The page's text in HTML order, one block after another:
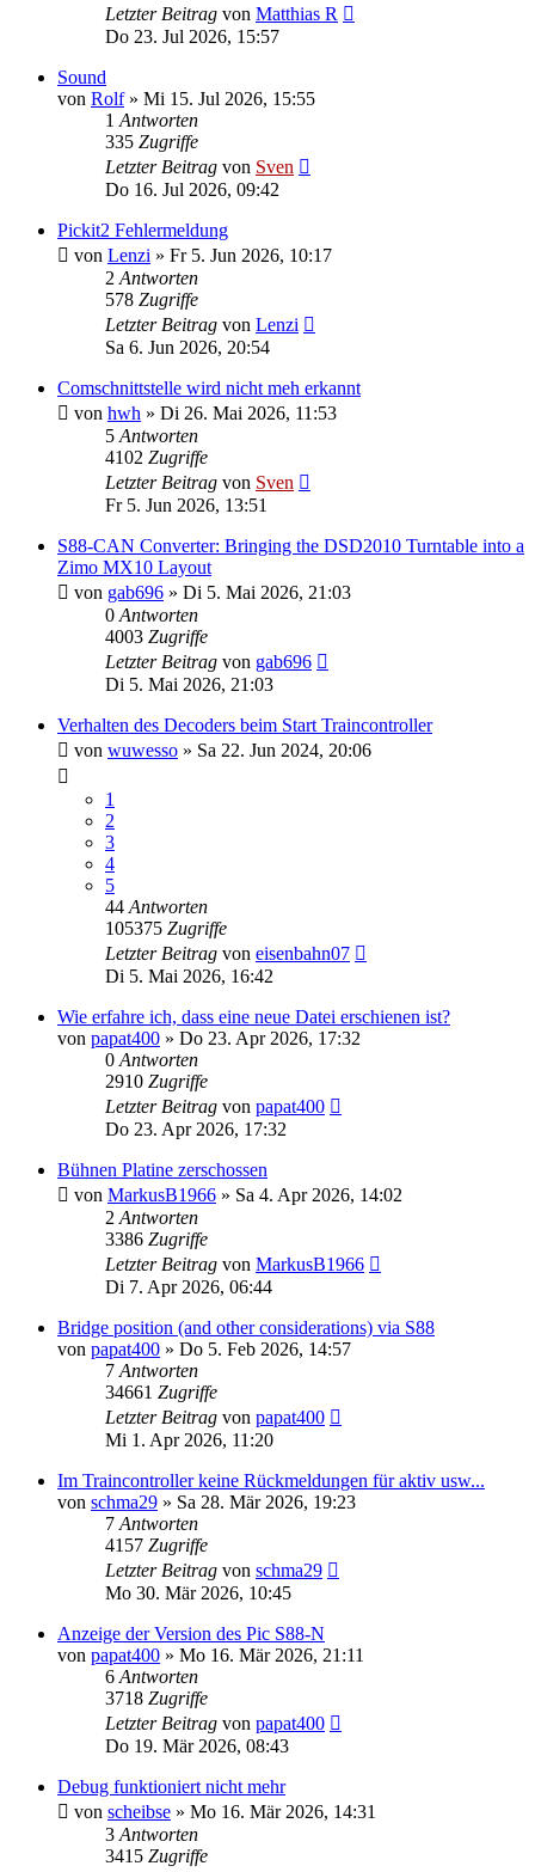
Letzter Beitrag von Matthias R
Do 23. Jul 2026, 15:57
Sound
von Rolf» Mi 15. Jul 2026, 15:55
1 Antworten
335 Zugriffe
Letzter Beitrag von Sven
Do 16. Jul 2026, 09:42
Pickit2 Fehlermeldung
von Lenzi » Fr 5. Jun 2026, 10:17
2 Antworten
578 Zugriffe
Letzter Beitrag von Lenzi
Sa 6. Jun 2026, 20:54
Comschnittstelle wird nicht meh erkannt
von hwh » Di 26. Mai 2026, 11:53
5 Antworten
4102 Zugriffe
Letzter Beitrag von Sven
Fr 5. Jun 2026, 13:51
S88-CAN Converter: Bringing the DSD2010 Turntable into a
Zimo MX10 Layout
von gab696 » Di 5. Mai 2026, 21:03
0 Antworten
4003 Zugriffe
Letzter Beitrag von gab696
Di 5. Mai 2026, 21:03
Verhalten des Decoders beim Start Traincontroller
von wuwesso » Sa 22. Jun 2024, 20:06
1
2
3
4
5
44 Antworten
105375 Zugriffe
Letzter Beitrag von eisenbahn07
Di 5. Mai 2026, 16:42
Wie erfahre ich, dass eine neue Datei erschienen ist?
von papat400 » Do 23. Apr 2026, 17:32
0 Antworten
2910 Zugriffe
Letzter Beitrag von papat400
Do 23. Apr 2026, 17:32
Bühnen Platine zerschossen
von MarkusB1966 » Sa 4. Apr 2026, 14:02
2 Antworten
3386 Zugriffe
Letzter Beitrag von MarkusB1966
Di 7. Apr 2026, 06:44
Bridge position (and other considerations) via S88
von papat400 » Do 5. Feb 2026, 14:57
7 Antworten
34661 Zugriffe
Letzter Beitrag von papat400
Mi 1. Apr 2026, 11:20
Im Traincontroller keine Rückmeldungen für aktiv usw...
von schma29 » Sa 28. Mär 2026, 19:23
7 Antworten
4157 Zugriffe
Letzter Beitrag von schma29
Mo 30. Mär 2026, 10:45
Anzeige der Version des Pic S88-N
von papat400 » Mo 16. Mär 2026, 21:11
6 Antworten
3718 Zugriffe
Letzter Beitrag von papat400
Do 19. Mär 2026, 08:43
Debug funktioniert nicht mehr
von scheibse » Mo 16. Mär 2026, 14:31
3 Antworten
3415 Zugriffe